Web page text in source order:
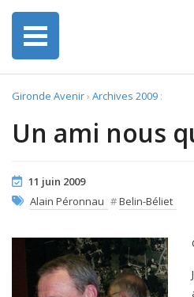
Gironde Avenir› Archives 2009 :
Un ami nous
11 juin 2009
Alain Péronnau #Belin-Béliet